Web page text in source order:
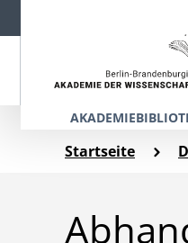
Startseite